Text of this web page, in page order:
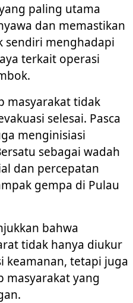
paling utama
dan memastikan
sendiri menghadapi
terkait operasi
masyarakat tidak
selesai. Pasca
menginisiasi
sebagai wadah
dan percepatan
gempa di Pulau
bahwa
tidak hanya diukur
keamanan, tetapi juga
masyarakat yang